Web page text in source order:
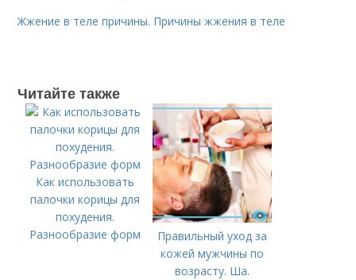
Жжение в теле причины. Причины жжения в теле
Читайте также
Как использовать
палочки корицы для
похудения.
Разнообразие форм
Правильный уход за
кожей мужчины по
возрасту. Ша.